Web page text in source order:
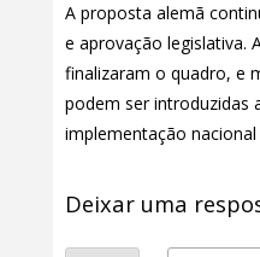
A proposta alemã
e aprovação legislativa.
finalizaram o quadro, e
podem ser introduzidas
implementação
Deixar uma